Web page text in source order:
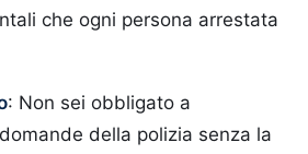
che ogni persona arrestata
: Non sei obbligato a
della polizia senza la